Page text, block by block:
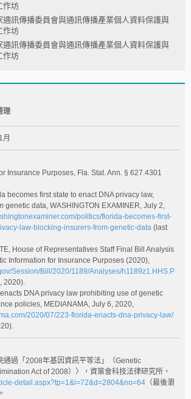
作坊
通訊傳播委員會與通訊傳播產業個人資料保護與
作坊
通訊傳播委員會與通訊傳播產業個人資料保護與
作坊
理
月
Insurance Purposes, Fla. Stat. Ann. § 627.4301
becomes first state to enact DNA privacy law,
genetic data, WASHINGTON EXAMINER, July 2,
politics/florida-becomes-first-
law-blocking-insurers-from-genetic-data (last
House of Representatives Staff Final Bill Analysis
Information for Insurance Purposes (2020),
Session/Bill/2020/1189/Analyses/h1189z1.HHS.P
2020).
DNA privacy law prohibiting use of genetic
policies, MEDIANAMA, July 6, 2020,
2020/07/223-florida-enacts-dna-privacy-law/
通過「2008年基因資訊平等法」（Genetic
Act of 2008）〉，資策會科技法律研究所，
detail.aspx?tp=1&i=72&d=2804&no=64 （最後瀏